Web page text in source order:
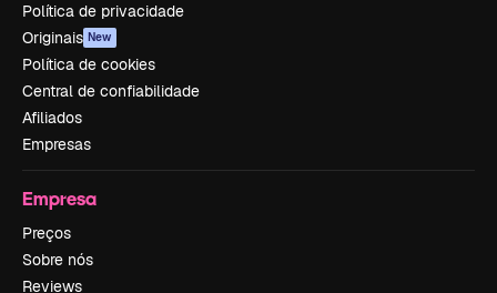
Política de privacidade
Originais New
Política de cookies
Central de confiabilidade
Afiliados
Empresas
Empresa
Preços
Sobre nós
Reviews